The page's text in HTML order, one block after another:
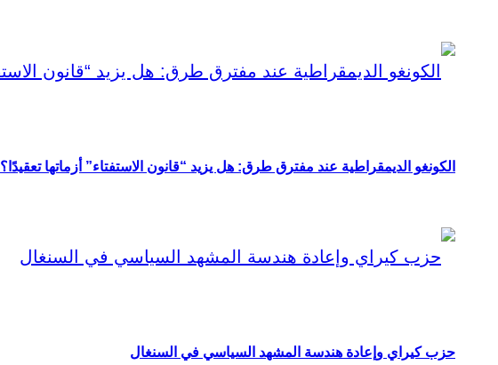
الكونغو الديمقراطية عند مفترق طرق: هل يزيد “قانون الاستفتاء” أزماتها تعقيدًا؟
حزب كيراي وإعادة هندسة المشهد السياسي في السنغال